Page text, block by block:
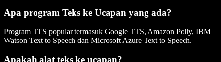
Apa program Teks ke Ucapan yang ada?
Program TTS popular termasuk Google TTS, Amazon Polly, IBM
Watson Text to Speech dan Microsoft Azure Text to Speech.
Apakah alat teks ke ucapan?